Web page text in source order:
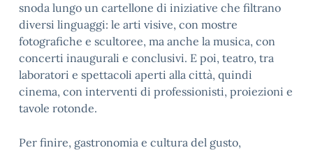
snoda lungo un cartellone di iniziative che filtrano
diversi linguaggi: le arti visive, con mostre
fotografiche e scultoree, ma anche la musica, con
concerti inaugurali e conclusivi. E poi, teatro, tra
laboratori e spettacoli aperti alla città, quindi
cinema, con interventi di professionisti, proiezioni e
tavole rotonde.
Per finire, gastronomia e cultura del gusto,